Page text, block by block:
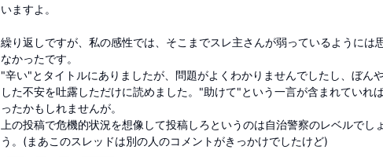
いますよ。
繰り返しですが、私の感性では、そこまでスレ主さんが弱っているようには
なかったです。
"辛い"とタイトルにありましたが、問題がよくわかりませんでしたし、ぼん
した不安を吐露しただけに読めました。"助けて"という一言が含まれていれ
ったかもしれませんが。
上の投稿で危機的状況を想像して投稿しろというのは自治警察のレベルでし
う。(まあこのスレッドは別の人のコメントがきっかけでしたけど)